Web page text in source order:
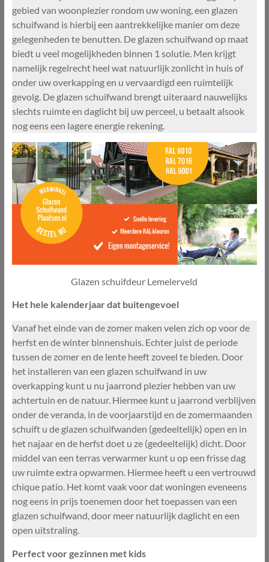
gebied van woonplezier rondom uw woning, een glazen
schuifwand is hierbij een aantrekkelijke manier om deze
gelegenheden te benutten. De glazen schuifwand op maat
biedt u veel mogelijkheden binnen 1 solutie. Men krijgt
namelijk regelrecht heel wat natuurlijk zonlicht in huis of
onder uw overkapping en u vervaardigd een ruimtelijk
gevolg. De glazen schuifwand brengt uiteraard nauwelijks
slechts ruimte en daglicht bij uw perceel, u betaalt alsook
nog eens een lagere energie rekening.
Glazen schuifdeur Lemelerveld
Het hele kalenderjaar dat buitengevoel
Vanaf het einde van de zomer maken velen zich op voor de
herfst en de winter binnenshuis. Echter juist de periode
tussen de zomer en de lente heeft zoveel te bieden. Door
het installeren van een glazen schuifwand in uw
overkapping kunt u nu jaarrond plezier hebben van uw
achtertuin en de natuur. Hiermee kunt u jaarrond verblijven
onder de veranda, in de voorjaarstijd en de zomermaanden
schuift u de glazen schuifwanden (gedeeltelijk) open en in
het najaar en de herfst doet u ze (gedeeltelijk) dicht. Door
middel van een terras verwarmer kunt u op een frisse dag
uw ruimte extra opwarmen. Hiermee heeft u een vertrouwd
chique patio. Het komt vaak voor dat woningen eveneens
nog eens in prijs toenemen door het toepassen van een
glazen schuifwand, door meer natuurlijk daglicht en een
open uitstraling.
Perfect voor gezinnen met kids